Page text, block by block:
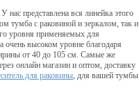
представлена вся линейка этого
тумба с раковиной и зеркалом, так и
уровня применяемых для
очень высоком уровне благодаря
от 40 до 105 см. Самые же
онлайн магазин и оптом, доставку
для раковины, для вашей тумбы